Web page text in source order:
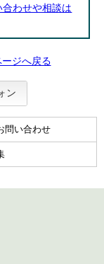
わせや相談は
ージへ戻る
ン
問い合わせ